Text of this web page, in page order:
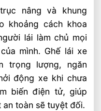
nâng và khung
khoảng cách khoa
lái làm chủ mọi
mình. Ghế lái xe
trọng lượng, ngăn
động xe khi chưa
biến điện tử, giúp
an toàn sẽ tuyệt đối.